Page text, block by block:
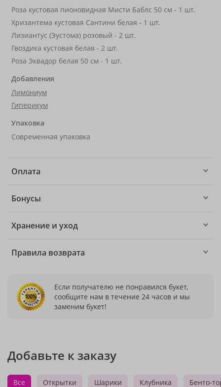
Роза кустовая пионовидная Мисти Баблс 50 см - 1 шт.
Хризантема кустовая Сантини белая - 1 шт.
Лизиантус (Эустома) розовый - 2 шт.
Гвоздика кустовая белая - 2 шт.
Роза Эквадор белая 50 см - 1 шт.
Добавления
Лимониум
Гиперикум
Упаковка
Современная упаковка
Оплата
Бонусы
Хранение и уход
Правила возврата
Если получателю не понравился букет,
сообщите нам в течение 24 часов и мы
заменим букет!
Добавьте к заказу
Все Открытки Шарики Клубника Бенто-